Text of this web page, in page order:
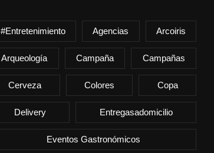
#entretenimiento Agencias Arcoiris
Arqueología Campaña Campañas
Cerveza Colores Copa
Delivery Entregasadomicilio
Eventos Gastronómicos